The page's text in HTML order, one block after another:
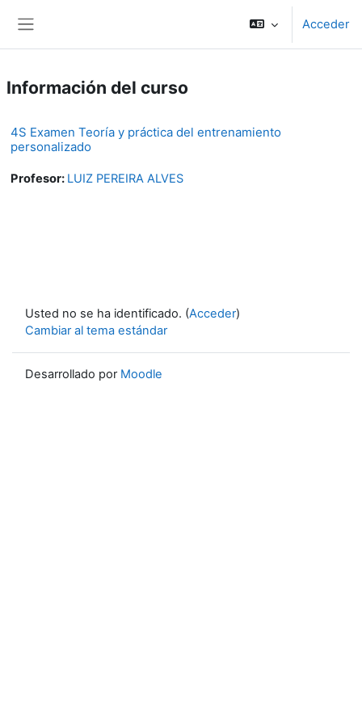
Acceder
Información del curso
4S Examen Teoría y práctica del entrenamiento
personalizado
Profesor: LUIZ PEREIRA ALVES
Usted no se ha identificado. (Acceder)
Cambiar al tema estándar
Desarrollado por Moodle